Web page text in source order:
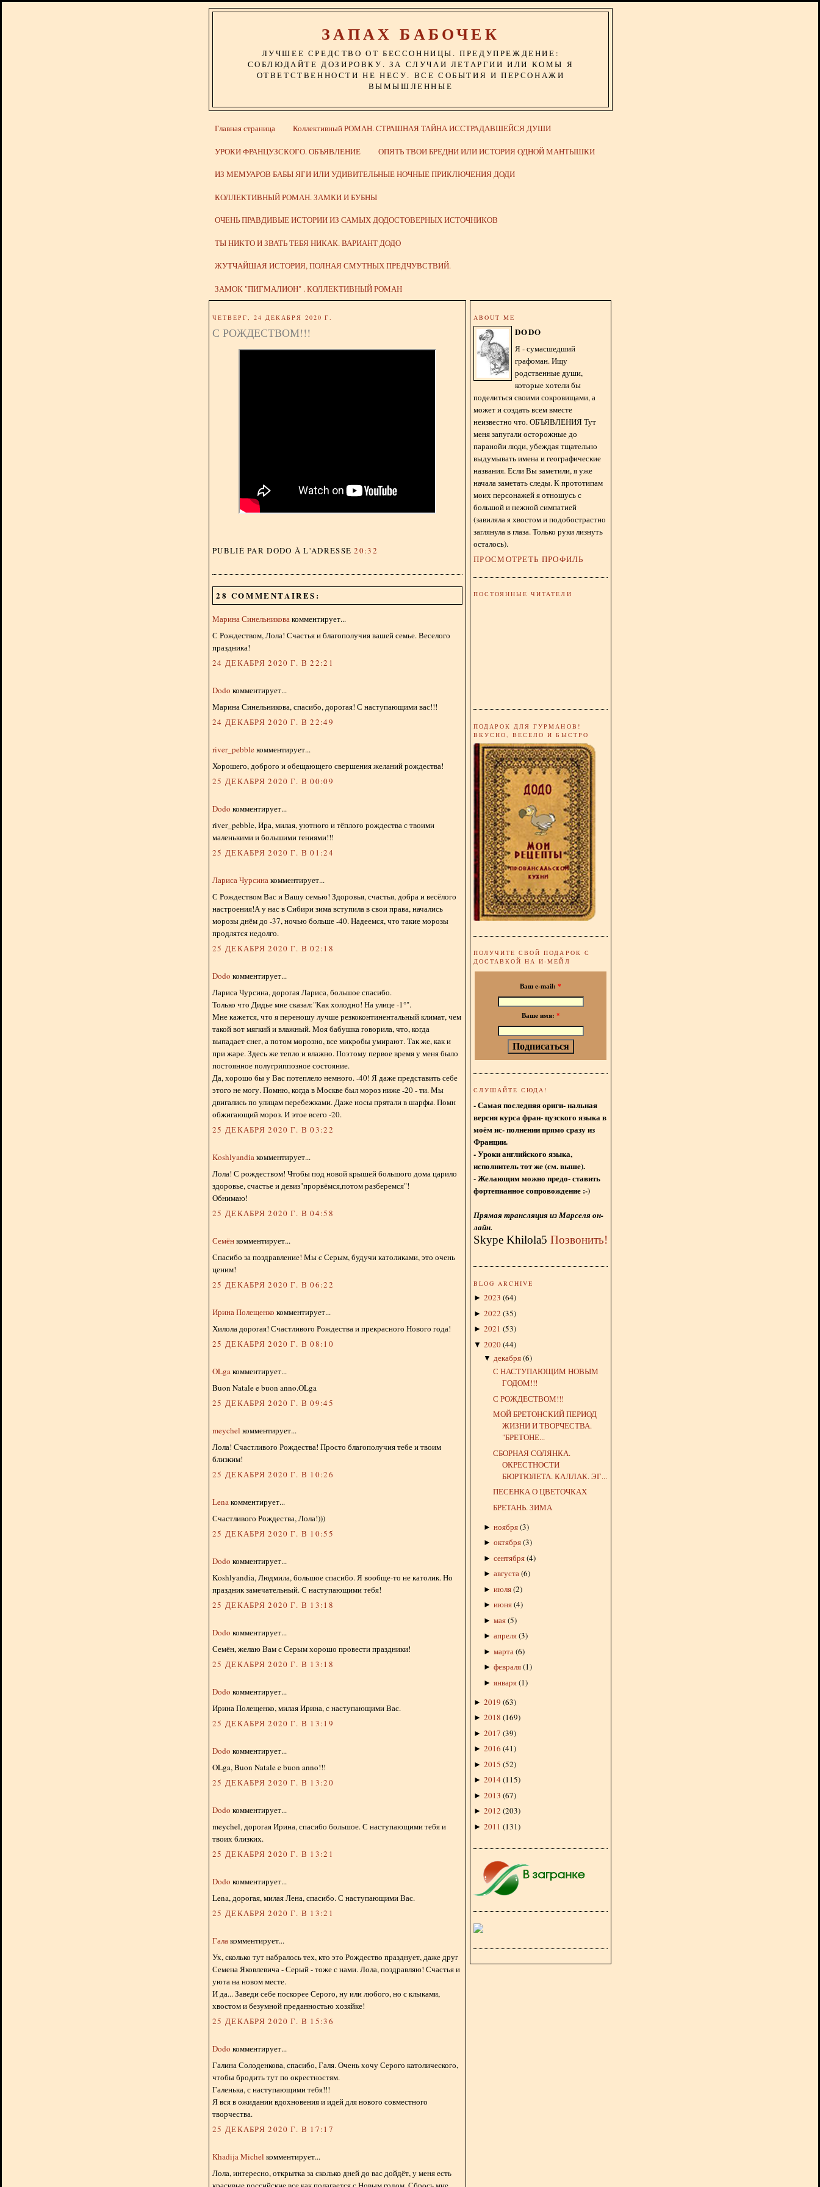
ЗАПАХ БАБОЧЕК
ЛУЧШЕЕ СРЕДСТВО ОТ БЕССОННИЦЫ. ПРЕДУПРЕЖДЕНИЕ:
СОБЛЮДАЙТЕ ДОЗИРОВКУ. ЗА СЛУЧАИ ЛЕТАРГИИ ИЛИ КОМЫ Я
ОТВЕТСТВЕННОСТИ НЕ НЕСУ. ВСЕ СОБЫТИЯ И ПЕРСОНАЖИ
ВЫМЫШЛЕННЫЕ
Главная страница Коллективный РОМАН. СТРАШНАЯ ТАЙНА ИССТРАДАВШЕЙСЯ ДУШИ
УРОКИ ФРАНЦУЗСКОГО. ОБЪЯВЛЕНИЕ ОПЯТЬ ТВОИ БРЕДНИ ИЛИ ИСТОРИЯ ОДНОЙ МАНТЫШКИ
ИЗ МЕМУАРОВ БАБЫ ЯГИ ИЛИ УДИВИТЕЛЬНЫЕ НОЧНЫЕ ПРИКЛЮЧЕНИЯ ДОДИ
КОЛЛЕКТИВНЫЙ РОМАН. ЗАМКИ И БУБНЫ
ОЧЕНЬ ПРАВДИВЫЕ ИСТОРИИ ИЗ САМЫХ ДОДОСТОВЕРНЫХ ИСТОЧНИКОВ
ТЫ НИКТО И ЗВАТЬ ТЕБЯ НИКАК. ВАРИАНТ ДОДО
ЖУТЧАЙШАЯ ИСТОРИЯ, ПОЛНАЯ СМУТНЫХ ПРЕДЧУВСТВИЙ.
ЗАМОК "ПИГМАЛИОН" . КОЛЛЕКТИВНЫЙ РОМАН
ЧЕТВЕРГ, 24 ДЕКАБРЯ 2020 Г.
С РОЖДЕСТВОМ!!!
PUBLIÉ PAR DODO À L'ADRESSE20:32
28 COMMENTAIRES:
Марина Синельниковакомментирует...
С Рождеством, Лола! Счастья и благополучия вашей семье. Веселого
праздника!
24 ДЕКАБРЯ 2020 Г. В 22:21
Dodo комментирует...
Марина Синельникова, спасибо, дорогая! С наступающими вас!!!
24 ДЕКАБРЯ 2020 Г. В 22:49
river_pebbleкомментирует...
Хорошего, доброго и обещающего свершения желаний рождества!
25 ДЕКАБРЯ 2020 Г. В 00:09
Dodo комментирует...
river_pebble, Ира, милая, уютного и тёплого рождества с твоими
маленькими и большими гениями!!!
25 ДЕКАБРЯ 2020 Г. В 01:24
Лариса Чурсинакомментирует...
С Рождеством Вас и Вашу семью! Здоровья, счастья, добра и весёлого
настроения!А у нас в Сибири зима вступила в свои права, начались
морозы днём до -37, ночью больше -40. Надеемся, что такие морозы
продлятся недолго.
25 ДЕКАБРЯ 2020 Г. В 02:18
Dodo комментирует...
Лариса Чурсина, дорогая Лариса, большое спасибо.
Только что Дидье мне сказал:"Как холодно! На улице -1°".
Мне кажется, что я переношу лучше резкоконтинентальный климат, чем
такой вот мягкий и влажный. Моя бабушка говорила, что, когда
выпадает снег, а потом морозно, все микробы умирают. Так же, как и
при жаре. Здесь же тепло и влажно. Поэтому первое время у меня было
постоянное полугриппозное состояние.
Да, хорошо бы у Вас потеплело немного. -40! Я даже представить себе
этого не могу. Помню, когда в Москве был мороз ниже -20 - ти. Мы
двигались по улицам перебежками. Даже носы прятали в шарфы. Помн
обжигающий мороз. И этое всего -20.
25 ДЕКАБРЯ 2020 Г. В 03:22
Koshlyandiaкомментирует...
Лола! С рождеством! Чтобы под новой крышей большого дома царило
здоровье, счастье и девиз"прорвёмся,потом разберемся"!
Обнимаю!
25 ДЕКАБРЯ 2020 Г. В 04:58
Семёнкомментирует...
Спасибо за поздравление! Мы с Серым, будучи католиками, это очень
ценим!
25 ДЕКАБРЯ 2020 Г. В 06:22
Ирина Полещенко комментирует...
Хилола дорогая! Счастливого Рождества и прекрасного Нового года!
25 ДЕКАБРЯ 2020 Г. В 08:10
OLgaкомментирует...
Buon Natale e buon anno.OLga
25 ДЕКАБРЯ 2020 Г. В 09:45
meychel комментирует...
Лола! Счастливого Рождества! Просто благополучия тебе и твоим
близким!
25 ДЕКАБРЯ 2020 Г. В 10:26
Lenaкомментирует...
Счастливого Рождества, Лола!)))
25 ДЕКАБРЯ 2020 Г. В 10:55
Dodo комментирует...
Koshlyandia, Людмила, большое спасибо. Я вообще-то не католик. Но
праздник замечательный. С наступающими тебя!
25 ДЕКАБРЯ 2020 Г. В 13:18
Dodo комментирует...
Семён, желаю Вам с Серым хорошо провести праздники!
25 ДЕКАБРЯ 2020 Г. В 13:18
Dodo комментирует...
Ирина Полещенко, милая Ирина, с наступающими Вас.
25 ДЕКАБРЯ 2020 Г. В 13:19
Dodo комментирует...
OLga, Buon Natale e buon anno!!!
25 ДЕКАБРЯ 2020 Г. В 13:20
Dodo комментирует...
meychel, дорогая Ирина, спасибо большое. С наступающими тебя и
твоих близких.
25 ДЕКАБРЯ 2020 Г. В 13:21
Dodo комментирует...
Lena, дорогая, милая Лена, спасибо. С наступающими Вас.
25 ДЕКАБРЯ 2020 Г. В 13:21
Галакомментирует...
Ух, сколько тут набралось тех, кто это Рождество празднует, даже друг
Семена Яковлевича - Серый - тоже с нами. Лола, поздравляю! Счастья и
уюта на новом месте.
И да... Заведи себе поскорее Серого, ну или любого, но с клыками,
хвостом и безумной преданностью хозяйке!
25 ДЕКАБРЯ 2020 Г. В 15:36
Dodo комментирует...
Галина Солоденкова, спасибо, Галя. Очень хочу Серого католического,
чтобы бродить тут по окрестностям.
Галенька, с наступающими тебя!!!
Я вся в ожидании вдохновения и идей для нового совместного
творчества.
25 ДЕКАБРЯ 2020 Г. В 17:17
Khadija Michel комментирует...
Лола, интересно, открытка за сколько дней до вас дойдёт, у меня есть
ABOUT ME
DODO
Я - сумасшедший
графоман. Ищу
родственные души,
которые хотели бы
поделиться своими сокровищами, а
может и создать всем вместе
неизвестно что. ОБЪЯВЛЕНИЯ Тут
меня запугали осторожные до
паранойи люди, убеждая тщательно
выдумывать имена и географические
названия. Если Вы заметили, я уже
начала заметать следы. К прототипам
моих персонажей я отношусь с
большой и нежной симпатией
(завиляла я хвостом и подобострастно
заглянула в глаза. Только руки лизнуть
осталось).
ПРОСМОТРЕТЬ ПРОФИЛЬ
ПОСТОЯННЫЕ ЧИТАТЕЛИ
ПОДАРОК ДЛЯ ГУРМАНОВ!
ВКУСНО, ВЕСЕЛО И БЫСТРО
ПОЛУЧИТЕ СВОЙ ПОДАРОК С
ДОСТАВКОЙ НА И-МЕЙЛ
Ваш e-mail: *
Ваше имя: *
СЛУШАЙТЕ СЮДА!
- Самая последняя ориги- нальная
версия курса фран- цузского языка в
моём ис- полнении прямо сразу из
Франции.
- Уроки английского языка,
исполнитель тот же (см. выше).
- Желающим можно предо- ставить
фортепианное сопровождение :-)
Прямая трансляция из Марселя он-
лайн.
Skype Khilola5 Позвонить!
BLOG ARCHIVE
► 2023 (64)
► 2022 (35)
► 2021 (53)
▼ 2020(44)
▼ декабря(6)
С НАСТУПАЮЩИМ НОВЫМ
ГОДОМ!!!
С РОЖДЕСТВОМ!!!
МОЙ БРЕТОНСКИЙ ПЕРИОД
ЖИЗНИ И ТВОРЧЕСТВА.
"БРЕТОНЕ...
СБОРНАЯ СОЛЯНКА.
ОКРЕСТНОСТИ
БЮРТЮЛЕТА. КАЛЛАК. ЭГ...
ПЕСЕНКА О ЦВЕТОЧКАХ
БРЕТАНЬ. ЗИМА
► ноября(3)
► октября(3)
► сентября(4)
► августа(6)
► июля(2)
► июня(4)
► мая(5)
► апреля(3)
► марта(6)
► февраля(1)
► января(1)
► 2019 (63)
► 2018 (169)
► 2017 (39)
► 2016 (41)
► 2015 (52)
► 2014 (115)
► 2013 (67)
► 2012 (203)
► 2011 (131)